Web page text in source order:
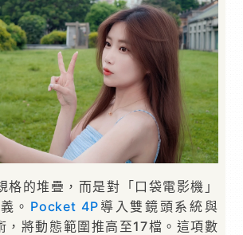
格的堆疊，而是對「口袋電影機」
。 Pocket 4P 導入雙鏡頭系統與
，將動態範圍推高至17檔。這項數